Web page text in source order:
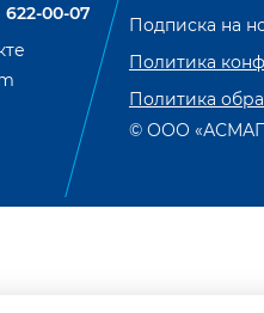
622-00-07
Подписка на
Политика
Политика
© ООО